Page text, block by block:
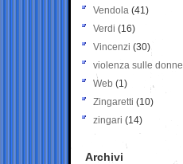
Vendola (41)
Verdi (16)
Vincenzi (30)
violenza sulle donne
Web (1)
Zingaretti (10)
zingari (14)
Archivi